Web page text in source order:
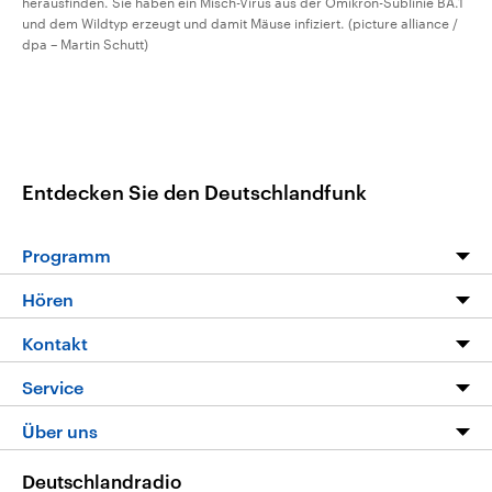
und dem Wildtyp erzeugt und damit Mäuse infiziert. (picture alliance /
dpa – Martin Schutt)
Entdecken Sie den Deutschlandfunk
Programm
Programm
Die Nachrichten
Nachrichtenleicht
Neue Beiträge auf dlf.de
Hören
Livestream
Podcasts
Deutschlandfunk App
Nachrichten App
Kontakt
Hörerservice
Service
FAQ
Über uns
Deutschlandradio